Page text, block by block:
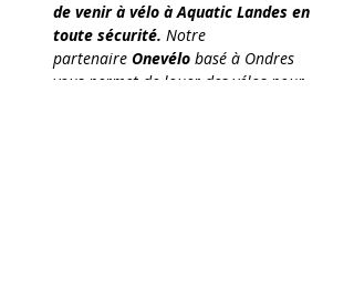
de venir à vélo à Aquatic Landes en
toute sécurité. Notre
partenaire Onevélo basé à Ondres
vous permet de louer des vélos pour